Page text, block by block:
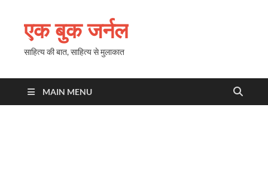
एक बुक जर्नल
साहित्य की बात, साहित्य से मुलाकात
MAIN MENU